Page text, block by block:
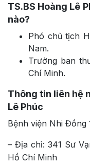
TS.BS Hoàng Lê
nào?
Phó chủ tịch
Nam.
Trưởng ban
Chí Minh.
Thông tin liên hệ
Lê Phúc
Bệnh viện Nhi Đồng
– Địa chỉ: 341 Sư
Hồ Chí Minh